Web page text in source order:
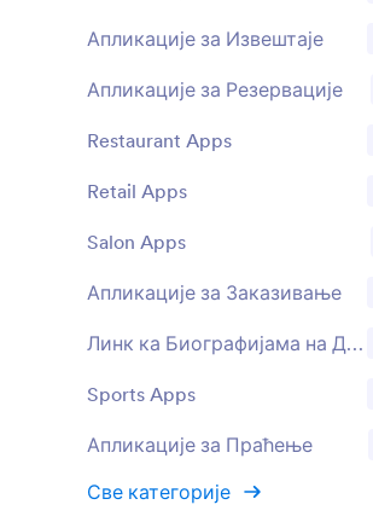
Апликације за Извештаје
Апликације за Резервације
Restaurant Apps
Retail Apps
Salon Apps
Апликације за Заказивање
Линк ка Биографијама на Друштвеним Мрежама
Sports Apps
Апликације за Праћење
Све категорије